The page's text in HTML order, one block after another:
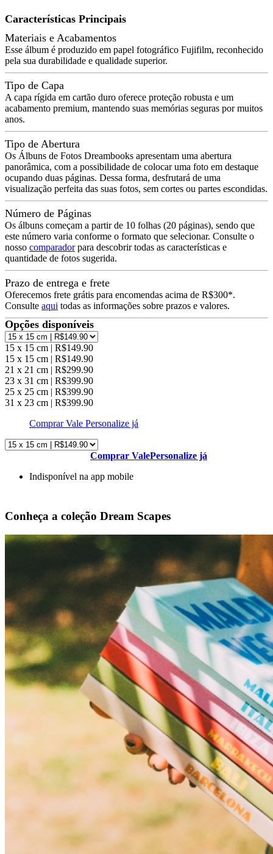
Características Principais
Materiais e Acabamentos
Esse álbum é produzido em papel fotográfico Fujifilm, reconhecido
pela sua durabilidade e qualidade superior.
Tipo de Capa
A capa rígida em cartão duro oferece proteção robusta e um
acabamento premium, mantendo suas memórias seguras por muitos
anos.
Tipo de Abertura
Os Álbuns de Fotos Dreambooks apresentam uma abertura
panorâmica, com a possibilidade de colocar uma foto em destaque
ocupando duas páginas. Dessa forma, desfrutará de uma
visualização perfeita das suas fotos, sem cortes ou partes escondidas.
Número de Páginas
Os álbuns começam a partir de 10 folhas (20 páginas), sendo que
este número varia conforme o formato que selecionar. Consulte o
nosso comparadorpara descobrir todas as características e
quantidade de fotos sugerida.
Prazo de entrega e frete
Oferecemos frete grátis para encomendas acima de R$300*.
Consulte aqui todas as informações sobre prazos e valores.
Opções disponíveis
15 x 15 cm | R$149.90
15 x 15 cm | R$149.90
21 x 21 cm | R$299.90
23 x 31 cm | R$399.90
25 x 25 cm | R$399.90
31 x 23 cm | R$399.90
Comprar Vale Personalize já
Comprar ValePersonalize já
Indisponível na app mobile
Conheça a coleção Dream Scapes